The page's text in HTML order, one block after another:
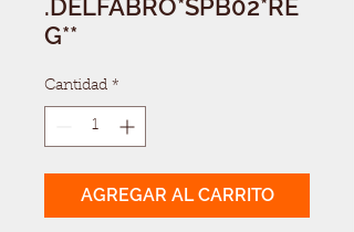
.DELFABRO*SPB02*RE
G**
Cantidad *
AGREGAR AL CARRITO